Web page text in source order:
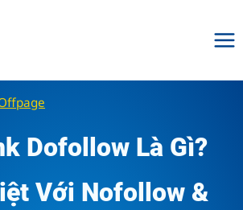
Dofollow Là Gì?
Với Nofollow &